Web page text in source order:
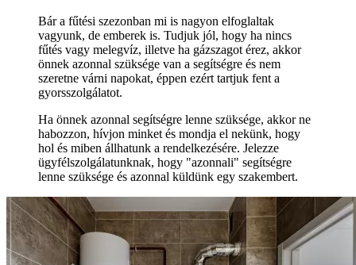
Bár a fűtési szezonban mi is nagyon elfoglaltak
vagyunk, de emberek is. Tudjuk jól, hogy ha nincs
fűtés vagy melegvíz, illetve ha gázszagot érez, akkor
önnek azonnal szüksége van a segítségre és nem
szeretne várni napokat, éppen ezért tartjuk fent a
gyorsszolgálatot.
Ha önnek azonnal segítségre lenne szüksége, akkor ne
habozzon, hívjon minket és mondja el nekünk, hogy
hol és miben állhatunk a rendelkezésére. Jelezze
ügyfélszolgálatunknak, hogy "azonnali" segítségre
lenne szüksége és azonnal küldünk egy szakembert.